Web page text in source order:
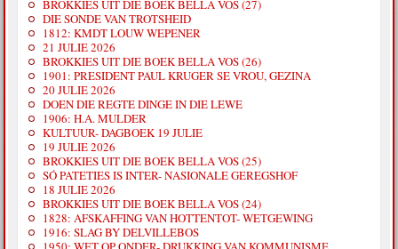
BROKKIES UIT DIE BOEK BELLA VOS (27)
DIE SONDE VAN TROTSHEID
1812: KMDT LOUW WEPENER
21 JULIE 2026
BROKKIES UIT DIE BOEK BELLA VOS (26)
1901: PRESIDENT PAUL KRUGER SE VROU, GEZINA
20 JULIE 2026
DOEN DIE REGTE DINGE IN DIE LEWE
1906: H.A. MULDER
KULTUUR- DAGBOEK 19 JULIE
19 JULIE 2026
BROKKIES UIT DIE BOEK BELLA VOS (25)
SÓ PATETIES IS INTER- NASIONALE GEREGSHOF
18 JULIE 2026
BROKKIES UIT DIE BOEK BELLA VOS (24)
1828: AFSKAFFING VAN HOTTENTOT- WETGEWING
1916: SLAG BY DELVILLEBOS